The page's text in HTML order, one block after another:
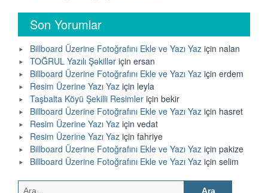
Son Yorumlar
Billboard Üzerine Fotoğrafını Ekle ve Yazı Yaz için nalan
TOĞRUL Yazılı Şəkillər için ersan
Billboard Üzerine Fotoğrafını Ekle ve Yazı Yaz için erdem
Resim Üzerine Yazı Yaz için leyla
Taşbalta Köyü Şekilli Resimler için bekir
Billboard Üzerine Fotoğrafını Ekle ve Yazı Yaz için hasret
Resim Üzerine Yazı Yaz için vedat
Resim Üzerine Yazı Yaz için fahriye
Billboard Üzerine Fotoğrafını Ekle ve Yazı Yaz için pakize
Billboard Üzerine Fotoğrafını Ekle ve Yazı Yaz için selim
Arama: